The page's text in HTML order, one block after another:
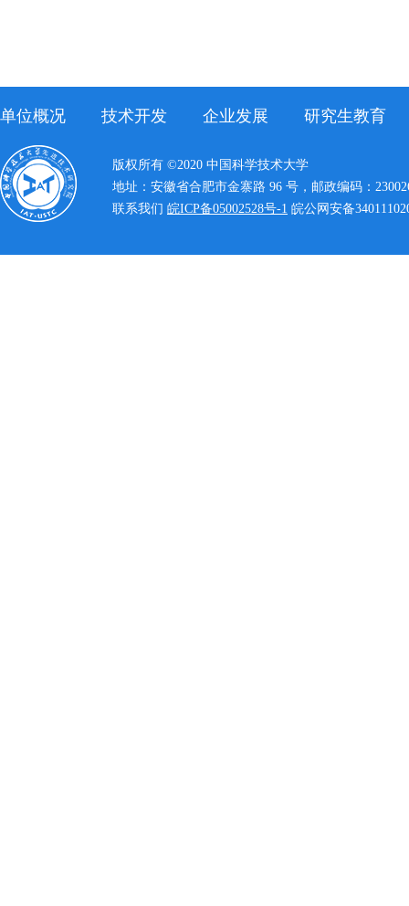
单位概况 技术开发 企业发展 研究生教育
版权所有 ©2020 中国科学技术大学
地址：安徽省合肥市金寨路 96 号，邮政编码：
联系我们 皖ICP备05002528号-1 皖公网安备